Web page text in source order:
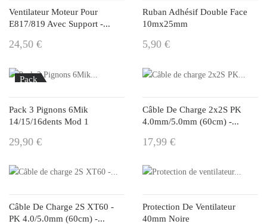
Ventilateur Moteur Pour
E817/819 Avec Support -...
24,50 €
Ruban Adhésif Double Face
10mx25mm
5,90 €
Pack
Pack 3 Pignons 6Mik
14/15/16dents Mod 1
29,90 €
Câble De Charge 2x2S PK
4.0mm/5.0mm (60cm) -...
17,99 €
Câble De Charge 2S XT60 -
PK 4.0/5.0mm (60cm) -...
Protection De Ventilateur
40mm Noire